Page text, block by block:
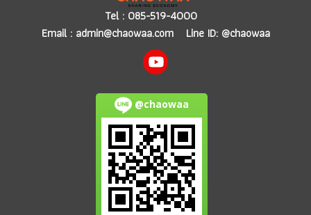
Tel : 085-519-4000
Email : admin@chaowaa.comLine ID: @chaowaa
@chaowaa